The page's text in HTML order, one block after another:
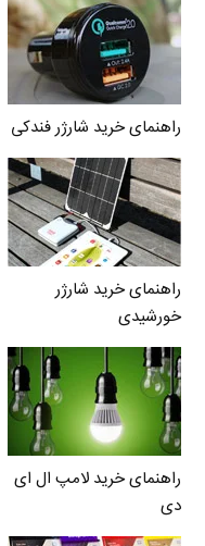
راهنمای خرید شارژر فندکی
راهنمای خرید شارژر
خورشیدی
راهنمای خرید لامپ ال ای
دی